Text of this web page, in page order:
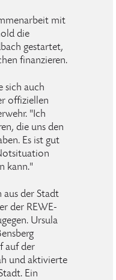
mit
die
gestartet,
finanzieren.
sich auch
offiziellen
"Ich
die uns den
Es ist gut
kann."
aus der Stadt
der REWE-
Ursula
auf der
und aktivierte
Ein